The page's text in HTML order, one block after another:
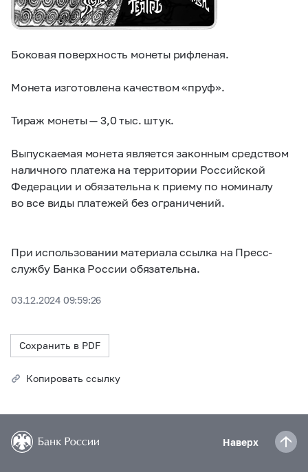
Боковая поверхность монеты рифленая.
Монета изготовлена качеством «пруф».
Тираж монеты — 3,0 тыс. штук.
Выпускаемая монета является законным средством
наличного платежа на территории Российской
Федерации и обязательна к приему по номиналу
во все виды платежей без ограничений.
При использовании материала ссылка на Пресс-
службу Банка России обязательна.
03.12.2024 09:59:26
Сохранить в PDF
Копировать ссылку
Наверх